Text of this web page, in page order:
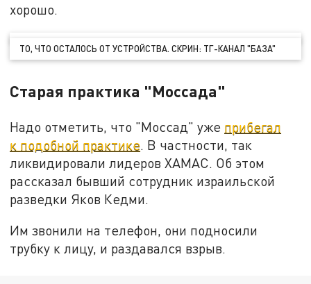
хорошо.
ТО, ЧТО ОСТАЛОСЬ ОТ УСТРОЙСТВА. СКРИН: ТГ-КАНАЛ "БАЗА"
Старая практика "Моссада"
Надо отметить, что "Моссад" уже прибегал
к подобной практике. В частности, так
ликвидировали лидеров ХАМАС. Об этом
рассказал бывший сотрудник израильской
разведки Яков Кедми.
Им звонили на телефон, они подносили
трубку к лицу, и раздавался взрыв.